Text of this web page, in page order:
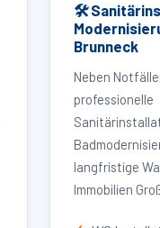
🛠
Brunneck
Neben
professionelle
langfristige
Immobilien